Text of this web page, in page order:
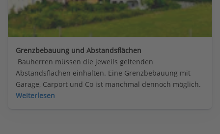
Grenzbebauung und Abstandsflächen
Bauherren müssen die jeweils geltenden
Abstandsflächen einhalten. Eine Grenzbebauung mit
Garage, Carport und Co ist manchmal dennoch möglich.
Weiterlesen